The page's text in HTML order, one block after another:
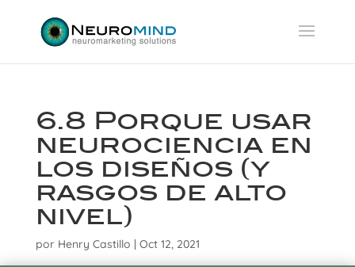
6.8 Porque usar
neurociencia en
los diseños (y
rasgos de alto
nivel)
por Henry Castillo | Oct 12, 2021